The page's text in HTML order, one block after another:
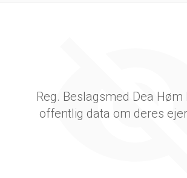
Reg. Beslagsmed Dea Høm
offentlig data om deres